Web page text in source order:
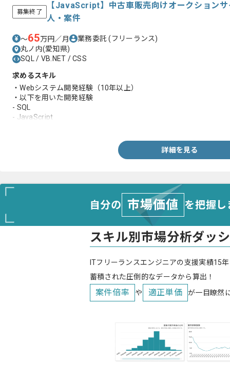
募集終了
【JavaScript】中古車販売向けオークション
人・案件
〜65万円／月 業務委託(フリーランス)
丸ノ内(愛知県)
SQL / VB.NET / CSS
求めるスキル
・Webシステム開発経験（10年以上）
・以下を用いた開発経験
- SQL
- JavaScript
詳細を見る
自分の 市場価値 を把握
スキル別市場分析ダッ
ITフリーランスエンジニアの支援実績15
蓄積された圧倒的なデータから算出！
案件倍率 や 適正単価 が一目瞭然